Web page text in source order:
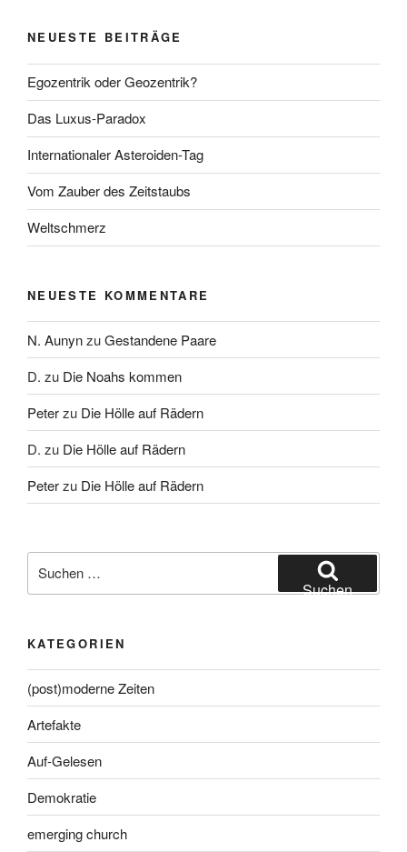
NEUESTE BEITRÄGE
Egozentrik oder Geozentrik?
Das Luxus-Paradox
Internationaler Asteroiden-Tag
Vom Zauber des Zeitstaubs
Weltschmerz
NEUESTE KOMMENTARE
N. AunynzuGestandene Paare
D. zu Die Noahs kommen
Peterzu Die Hölle auf Rädern
D. zu Die Hölle auf Rädern
Peterzu Die Hölle auf Rädern
nach:
Suchen
KATEGORIEN
(post)moderne Zeiten
Artefakte
Auf-Gelesen
Demokratie
emerging church